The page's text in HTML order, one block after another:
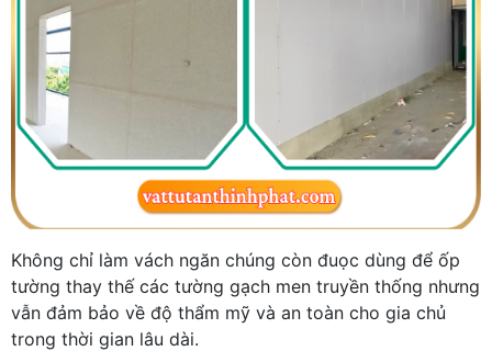
Không chỉ làm vách ngăn chúng còn đuọc dùng để ốp
tường thay thế các tường gạch men truyền thống nhưng
vẫn đảm bảo về độ thẩm mỹ và an toàn cho gia chủ
trong thời gian lâu dài.